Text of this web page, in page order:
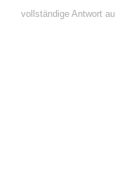
vollständige Antwort